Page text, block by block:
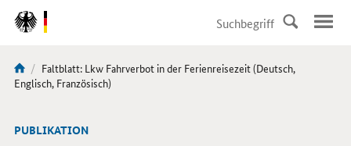
DirektZu:
Navigation
Sie
sind
Aktuelle
Seite:
Faltblatt: Lkw Fahrverbot in der Ferienreisezeit (Deutsch,
Englisch, Französisch)
PUBLIKATION